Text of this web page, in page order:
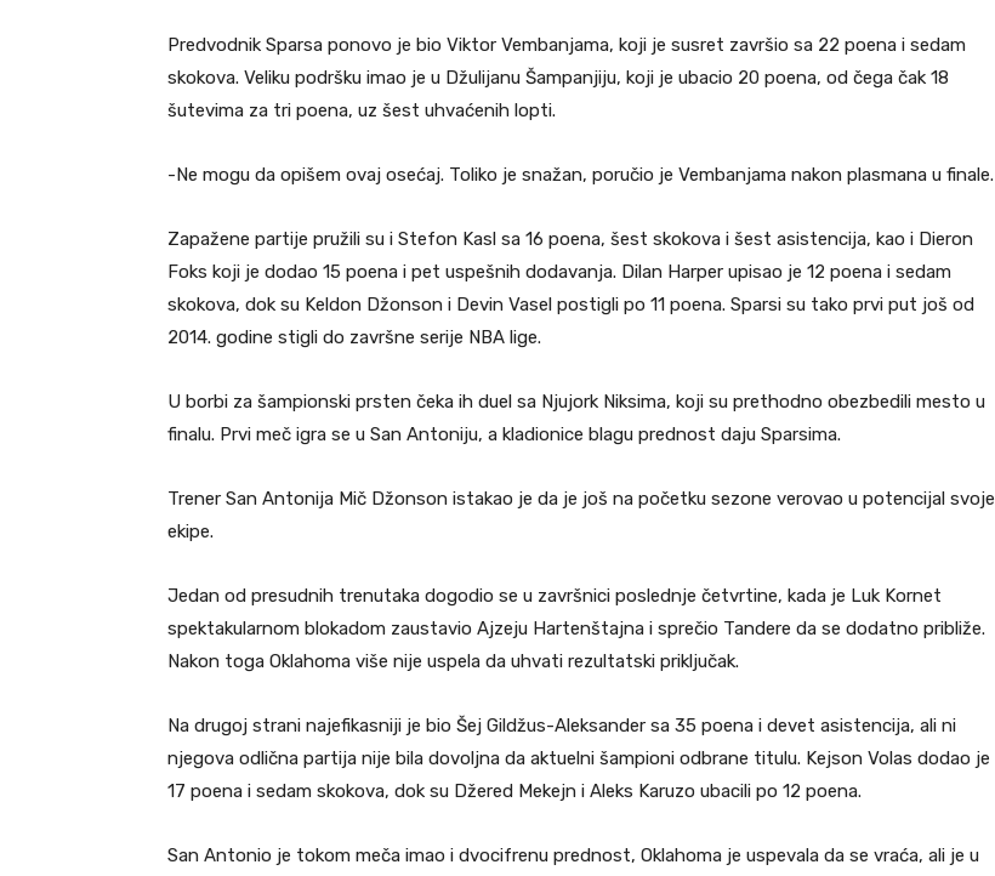
Predvodnik Sparsa ponovo je bio Viktor Vembanjama, koji je susret završio sa 22 poena i sedam
skokova. Veliku podršku imao je u Džulijanu Šampanjiju, koji je ubacio 20 poena, od čega čak 18
šutevima za tri poena, uz šest uhvaćenih lopti.
-Ne mogu da opišem ovaj osećaj. Toliko je snažan, poručio je Vembanjama nakon plasmana u finale.
Zapažene partije pružili su i Stefon Kasl sa 16 poena, šest skokova i šest asistencija, kao i Dieron
Foks koji je dodao 15 poena i pet uspešnih dodavanja. Dilan Harper upisao je 12 poena i sedam
skokova, dok su Keldon Džonson i Devin Vasel postigli po 11 poena. Sparsi su tako prvi put još od
2014. godine stigli do završne serije NBA lige.
U borbi za šampionski prsten čeka ih duel sa Njujork Niksima, koji su prethodno obezbedili mesto u
finalu. Prvi meč igra se u San Antoniju, a kladionice blagu prednost daju Sparsima.
Trener San Antonija Mič Džonson istakao je da je još na početku sezone verovao u potencijal svoje
ekipe.
Jedan od presudnih trenutaka dogodio se u završnici poslednje četvrtine, kada je Luk Kornet
spektakularnom blokadom zaustavio Ajzeju Hartenštajna i sprečio Tandere da se dodatno približe.
Nakon toga Oklahoma više nije uspela da uhvati rezultatski priključak.
Na drugoj strani najefikasniji je bio Šej Gildžus-Aleksander sa 35 poena i devet asistencija, ali ni
njegova odlična partija nije bila dovoljna da aktuelni šampioni odbrane titulu. Kejson Volas dodao je
17 poena i sedam skokova, dok su Džered Mekejn i Aleks Karuzo ubacili po 12 poena.
San Antonio je tokom meča imao i dvocifrenu prednost, Oklahoma je uspevala da se vraća, ali je u